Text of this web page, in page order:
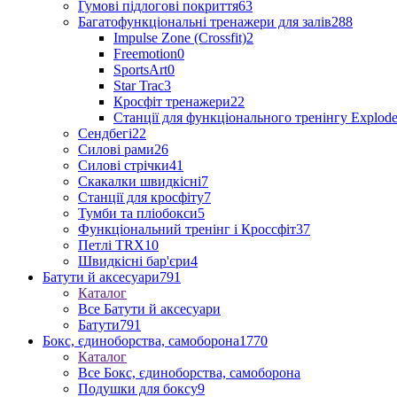
Гумові підлогові покриття63
Багатофункціональні тренажери для залів288
Impulse Zone (Crossfit)2
Freemotion0
SportsArt0
Star Trac3
Кросфіт тренажери22
Станції для функціонального тренінгу Explode
Сендбегі22
Силові рами26
Силові стрічки41
Скакалки швидкісні7
Станції для кросфіту7
Тумби та пліобокси5
Функціональний тренінг і Кроссфіт37
Петлі TRX10
Швидкісні бар'єри4
Батути й аксесуари791
Каталог
Все Батути й аксесуари
Батути791
Бокс, єдиноборства, самоборона1770
Каталог
Все Бокс, єдиноборства, самоборона
Подушки для боксу9